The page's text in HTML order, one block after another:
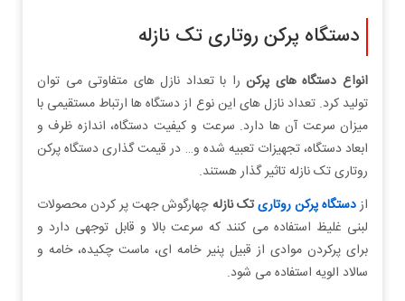
دستگاه پرکن روتاری تک نازله
انواع دستگاه های پرکنرا با تعداد نازل های متفاوتی می توان
تولید کرد. تعداد نازل های این نوع از دستگاه ها ارتباط مستقیمی با
میزان سرعت آن ها دارد. سرعت و کیفیت دستگاه، اندازه ظرف و
ابعاد دستگاه، تجهیزات تعبیه شده و… در قیمت گذاری دستگاه پرکن
روتاری تک نازله تاثیر گذار هستند.
ازدستگاه پرکن روتاریتک نازلهچهارگوش جهت پر کردن محصولات
لبنی غلیظ استفاده می کنند که سرعت بالا و قابل توجهی دارد و
برای پرکردن موادی از قبیل پنیر خامه ای، ماست چکیده، خامه و
سالاد الویه استفاده می شود.